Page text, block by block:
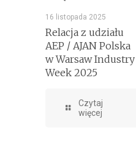
16 listopada 2025
Relacja z udziału
AEP / AJAN Polska
w Warsaw Industry
Week 2025
Czytaj
więcej